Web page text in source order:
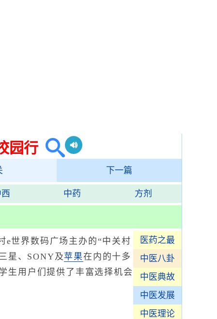
园行
下一篇
中药 方剂
医药之最
中医八卦
中医典故
中医发展
中医理论
世界数码广场主办的“中关村
星、SONY及苹果在内的十多
生用户们提供了丰富选择机会